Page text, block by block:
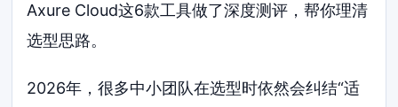
Axure Cloud这6款工具做了深度测评，帮你理清
选型思路。
2026年，很多中小团队在选型时依然会纠结“适